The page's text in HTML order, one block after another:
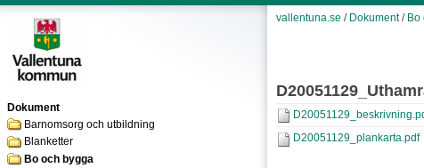
Dokument
Barnomsorg och utbildning
Blanketter
Bo och bygga
vallentuna.se / Dokument/ Bo
D20051129_plankarta.pdf